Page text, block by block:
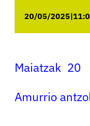
20/05/
Maiatzak 20
Amurrio